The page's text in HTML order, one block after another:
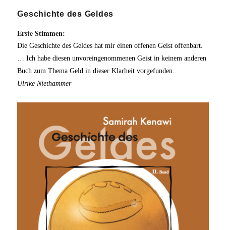
Geschichte des Geldes
Erste Stimmen:
Die Geschichte des Geldes hat mir einen offenen Geist offenbart.
… Ich habe diesen unvoreingenommenen Geist in keinem anderen
Buch zum Thema Geld in dieser Klarheit vorgefunden.
Ulrike Niethammer